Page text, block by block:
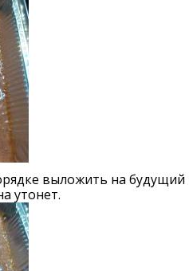
выложить на будущий
утонет.